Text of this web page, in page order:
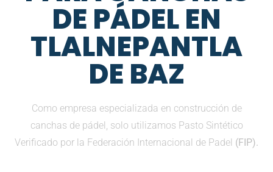
DE PÁDEL EN
TLALNEPANTLA
DE BAZ
Como empresa especializada en construcción de
canchas de pádel, solo utilizamos Pasto Sintético
Verificado por la Federación Internacional de Padel (FIP).